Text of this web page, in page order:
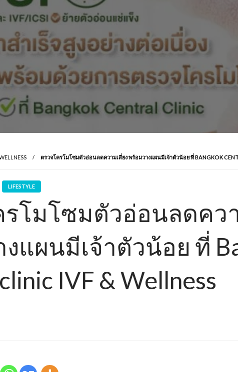
ตรวจโครโมโซมตัวอ่อนลดความเสี่ยง พร้อมวางแผนมีเจ้าตัวน้อย ที่ BANGKOK
LIFESTYLE
โมโซมตัวอ่อนลดคว
แผนมีเจ้าตัวน้อย ที่
IVF & Wellness